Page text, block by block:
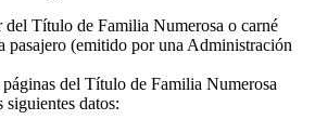
Título de Familia Numerosa o carné
pasajero (emitido por una Administración
del Título de Familia Numerosa
siguientes datos: